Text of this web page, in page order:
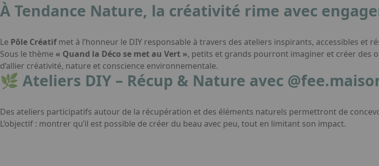
À Tendance Nature, la créativité rime avec
Le Pôle Créatifmet à l’honneur le DIY responsable à travers des ateliers inspirants, accessibles
Sous le thème « Quand la Déco se met au Vert », petits et grands pourront imaginer et créer des
d’allier créativité, nature et conscience environnementale.
🌿 Ateliers DIY – Récup & Nature avec
Des ateliers participatifs autour de la récupération et des éléments naturels permettront de
L’objectif : montrer qu’il est possible de créer du beau avec peu, tout en limitant son impact.